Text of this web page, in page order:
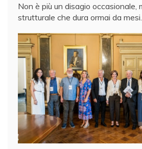
Non è più un disagio occasionale,
strutturale che dura ormai da mesi…